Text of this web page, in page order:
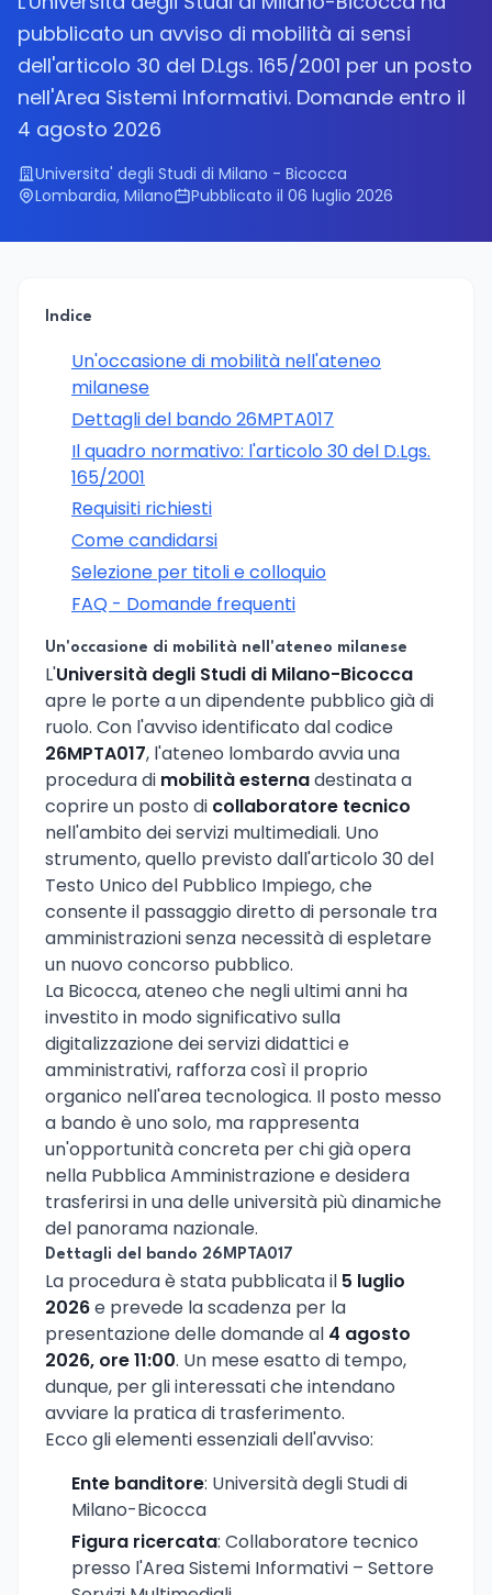
pubblicato un avviso di mobilità ai sensi
dell'articolo 30 del D.Lgs. 165/2001 per un posto
nell'Area Sistemi Informativi. Domande entro il
4 agosto 2026
Universita' degli Studi di Milano - Bicocca
Lombardia, Milano
Pubblicato il 06 luglio 2026
Indice
Un'occasione di mobilità nell'ateneo
milanese
Dettagli del bando 26MPTA017
Il quadro normativo: l'articolo 30 del D.Lgs.
165/2001
Requisiti richiesti
Come candidarsi
Selezione per titoli e colloquio
FAQ - Domande frequenti
Un'occasione di mobilità nell'ateneo milanese
L'Università degli Studi di Milano-Bicocca
apre le porte a un dipendente pubblico già di
ruolo. Con l'avviso identificato dal codice
26MPTA017, l'ateneo lombardo avvia una
procedura di mobilità esternadestinata a
coprire un posto di collaboratore tecnico
nell'ambito dei servizi multimediali. Uno
strumento, quello previsto dall'articolo 30 del
Testo Unico del Pubblico Impiego, che
consente il passaggio diretto di personale tra
amministrazioni senza necessità di espletare
un nuovo concorso pubblico.
La Bicocca, ateneo che negli ultimi anni ha
investito in modo significativo sulla
digitalizzazione dei servizi didattici e
amministrativi, rafforza così il proprio
organico nell'area tecnologica. Il posto messo
a bando è uno solo, ma rappresenta
un'opportunità concreta per chi già opera
nella Pubblica Amministrazione e desidera
trasferirsi in una delle università più dinamiche
del panorama nazionale.
Dettagli del bando 26MPTA017
La procedura è stata pubblicata il 5 luglio
2026e prevede la scadenza per la
presentazione delle domande al 4 agosto
2026, ore 11:00. Un mese esatto di tempo,
dunque, per gli interessati che intendano
avviare la pratica di trasferimento.
Ecco gli elementi essenziali dell'avviso:
Ente banditore: Università degli Studi di
Milano-Bicocca
Figura ricercata: Collaboratore tecnico
presso l'Area Sistemi Informativi – Settore